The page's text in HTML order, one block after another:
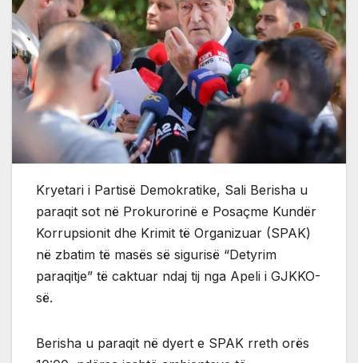
Kryetari i Partisë Demokratike, Sali Berisha u
paraqit sot në Prokurorinë e Posaçme Kundër
Korrupsionit dhe Krimit të Organizuar (SPAK)
në zbatim të masës së sigurisë “Detyrim
paraqitje” të caktuar ndaj tij nga Apeli i GJKKO-
së.
Berisha u paraqit në dyert e SPAK rreth orës